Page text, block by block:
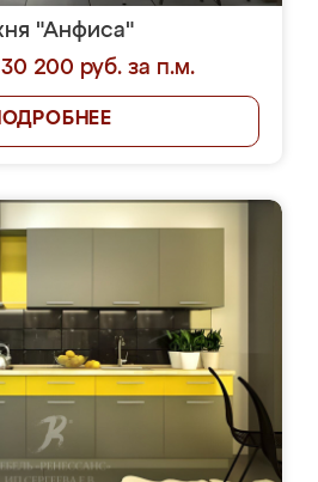
"Анфиса"
200 руб. за п.м.